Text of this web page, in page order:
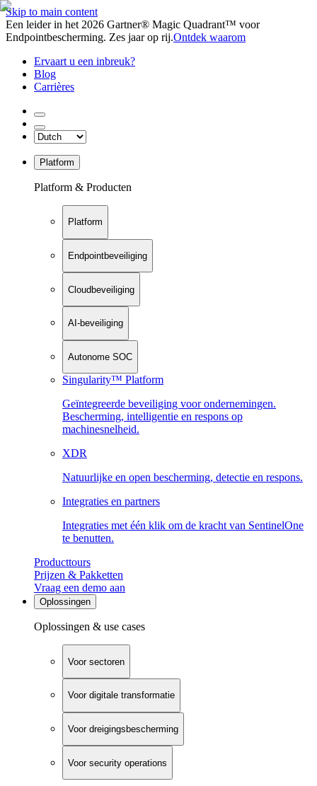
Skip to main content
Een leider in het 2026 Gartner® Magic Quadrant™ voor
Endpointbescherming. Zes jaar op rij.Ontdek waarom
Ervaart u een inbreuk?
Blog
Carrières
Platform
Platform & Producten
Platform
Endpointbeveiliging
Cloudbeveiliging
AI-beveiliging
Autonome SOC
Singularity™ Platform
Geïntegreerde beveiliging voor ondernemingen.
Bescherming, intelligentie en respons op
machinesnelheid.
XDR
Natuurlijke en open bescherming, detectie en respons.
Integraties en partners
Integraties met één klik om de kracht van SentinelOne
te benutten.
Producttours
Prijzen & Pakketten
Vraag een demo aan
Oplossingen
Oplossingen & use cases
Voor sectoren
Voor digitale transformatie
Voor dreigingsbescherming
Voor security operations